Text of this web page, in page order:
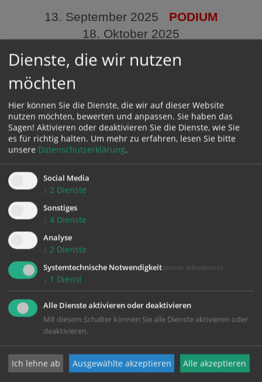
13. September 2025 PODIUM
18. Oktober 2025
15. November 2025
13. Dezember 2025
Christine Hainzl / Eva-Maria Weber
Fachteam Soziales der Pfarre
KONTAKT
Dienste, die wir nutzen
möchten
Hier können Sie die Dienste, die wir auf dieser Website
nutzen möchten, bewerten und anpassen. Sie haben das
Sagen! Aktivieren oder deaktivieren Sie die Dienste, wie Sie
es für richtig halten. Um mehr zu erfahren, lesen Sie bitte
unsere Datenschutzerklärung.
Social Media
↓ 2 Dienste
Sonstiges
↓ 4 Dienste
Analyse
↓ 2 Dienste
Systemtechnische Notwendigkeit (immer erforderlich)
↓ 1 Dienst
Alle Dienste aktivieren oder deaktivieren
Mit diesem Schalter können Sie alle Dienste aktivieren oder
deaktivieren.
Ich lehne ab Ausgewählte akzeptieren Alle akzeptieren